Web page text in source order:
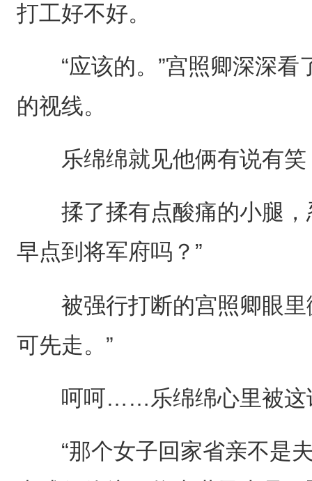
打工好不好。
“应该的。”宫照卿深深看
的视线。
乐绵绵就见他俩有说有笑
揉了揉有点酸痛的小腿，
早点到将军府吗？”
被强行打断的宫照卿眼里
可先走。”
呵呵……乐绵绵心里被这
“那个女子回家省亲不是夫